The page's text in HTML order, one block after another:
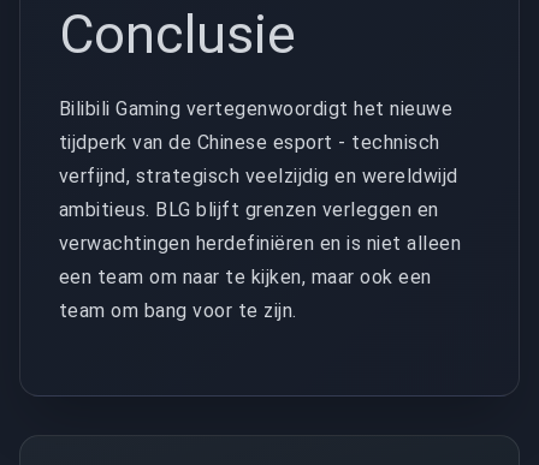
Conclusie
Bilibili Gaming vertegenwoordigt het nieuwe
tijdperk van de Chinese esport - technisch
verfijnd, strategisch veelzijdig en wereldwijd
ambitieus. BLG blijft grenzen verleggen en
verwachtingen herdefiniëren en is niet alleen
een team om naar te kijken, maar ook een
team om bang voor te zijn.